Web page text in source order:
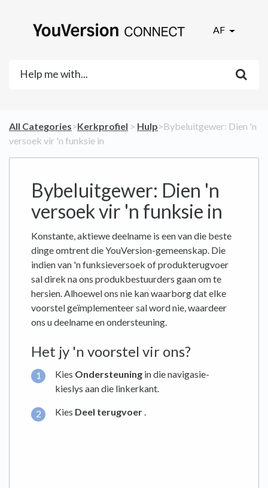
AF
All Categories​>​​Kerkprofiel ​ > ​ ​Hulp​>​ Bybeluitgewer: Dien 'n
versoek vir 'n funksie in
Bybeluitgewer: Dien 'n
versoek vir 'n funksie in
Konstante, aktiewe deelname is een van die beste
dinge omtrent die YouVersion-gemeenskap. Die
indien van 'n funksieversoek of produkterugvoer
sal direk na ons produkbestuurders gaan om te
hersien. Alhoewel ons nie kan waarborg dat elke
voorstel geïmplementeer sal word nie, waardeer
ons u deelname en ondersteuning.
Het jy 'n voorstel vir ons?
Kies Ondersteuning in die navigasie-
kieslys aan die linkerkant.
Kies Deel terugvoer.